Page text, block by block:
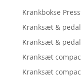
Krankbokse
Kranksæt &
Kranksæt &
Kranksæt
Kranksæt